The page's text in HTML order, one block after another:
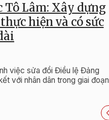
Lâm: Xây dựng
hiện và có sức
việc sửa đổi Điều lệ Đảng
với nhân dân trong giai đoạn